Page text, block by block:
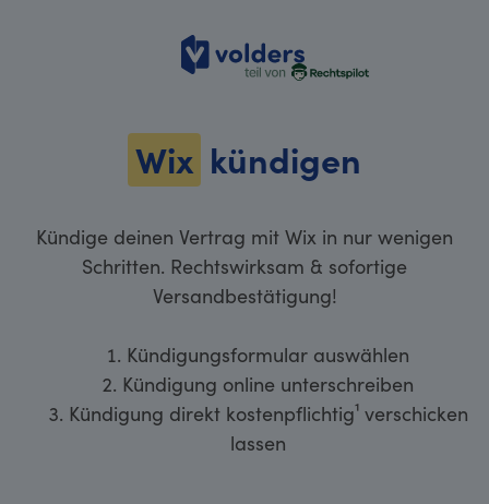
volders
Wix kündigen
Kündige deinen Vertrag mit Wix in nur wenigen
Schritten. Rechtswirksam & sofortige
Versandbestätigung!
Kündigungsformular auswählen
Kündigung online unterschreiben
Kündigung direkt kostenpflichtig¹ verschicken
lassen